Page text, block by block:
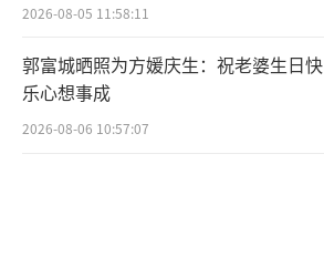
2026-08-05 11:58:11
郭富城晒照为方媛庆生：祝老婆生日快
乐心想事成
2026-08-06 10:57:07